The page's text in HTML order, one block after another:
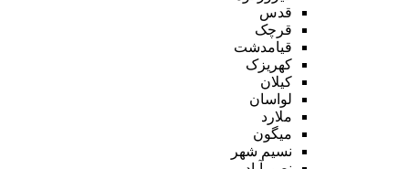
قدس
قرچک
قیامدشت
کهریزک
کیلان
لواسان
ملارد
میگون
نسیم شهر